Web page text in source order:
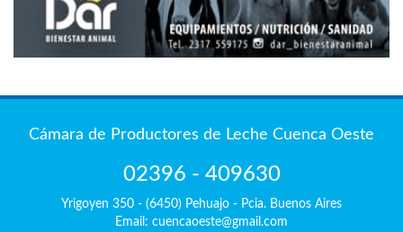
Cámara de Productores de Leche Cuenca Oeste
02396 - 409630
Yrigoyen 350 - (6450) Pehuajo - Pcia. Buenos Aires
Email: cuencaoeste@gmail.com